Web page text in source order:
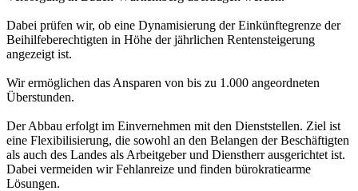
Dabei prüfen wir, ob eine Dynamisierung der Einkünftegrenze der
Beihilfeberechtigten in Höhe der jährlichen Rentensteigerung
angezeigt ist.
Wir ermöglichen das Ansparen von bis zu 1.000 angeordneten
Überstunden.
Der Abbau erfolgt im Einvernehmen mit den Dienststellen. Ziel ist
eine Flexibilisierung, die sowohl an den Belangen der Beschäftigten
als auch des Landes als Arbeitgeber und Dienstherr ausgerichtet ist.
Dabei vermeiden wir Fehlanreize und finden bürokratiearme
Lösungen.